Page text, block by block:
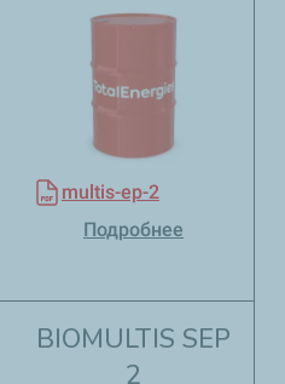
multis-ep-2
Подробнее
BIOMULTIS SEP
2